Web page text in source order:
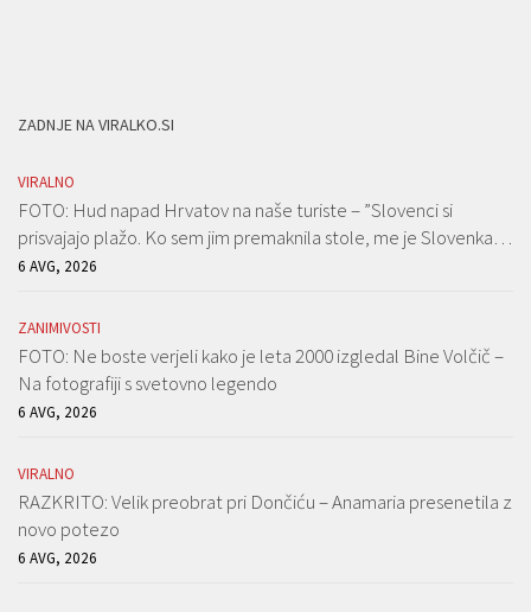
ZADNJE NA VIRALKO.SI
VIRALNO
FOTO: Hud napad Hrvatov na naše turiste – ”Slovenci si
prisvajajo plažo. Ko sem jim premaknila stole, me je Slovenka…
6 AVG, 2026
ZANIMIVOSTI
FOTO: Ne boste verjeli kako je leta 2000 izgledal Bine Volčič –
Na fotografiji s svetovno legendo
6 AVG, 2026
VIRALNO
RAZKRITO: Velik preobrat pri Dončiću – Anamaria presenetila z
novo potezo
6 AVG, 2026